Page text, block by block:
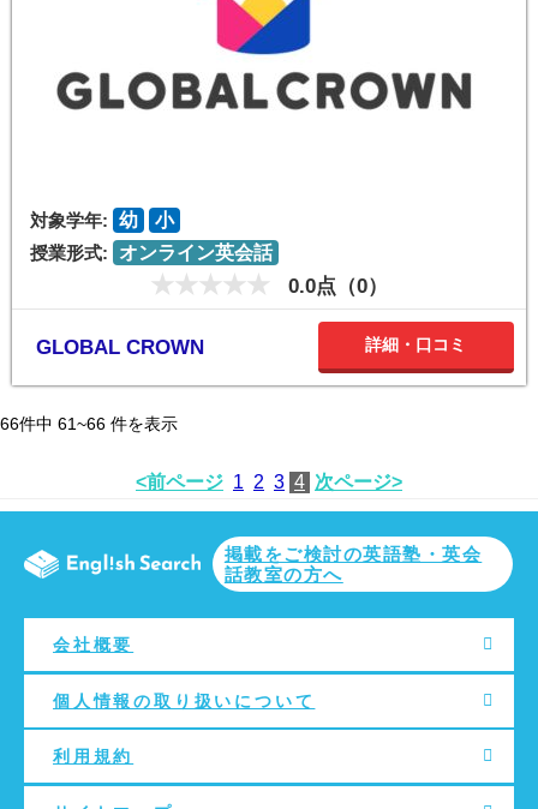
対象学年: 幼
小
授業形式:
オンライン英会話
0.0点（0）
GLOBAL CROWN 詳細・口コミ
66件中 61~66 件を表示
<前ページ 1 2 3 4 次ページ>
掲載をご検討の英語塾・英会
話教室の方へ
会社概要
個人情報の取り扱いについて
利用規約